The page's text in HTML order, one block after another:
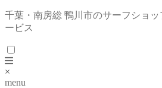
千葉・南房総 鴨川市のサーフショ
ービス
×
menu